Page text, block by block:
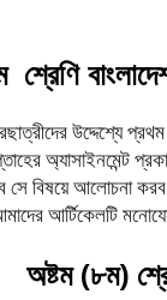
শ্রেণি
উদ্দেশ্যে
অ্যাসাইনমেন্ট
সে বিষয়ে আলোচনা
আর্টিকেলটি
অষ্টম (৮ম)